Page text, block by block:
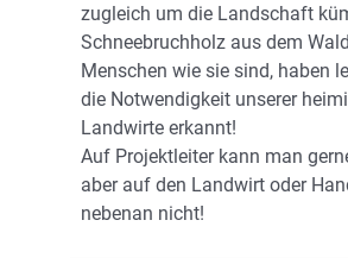
zugleich um die Landschaft
Schneebruchholz aus dem
Menschen wie sie sind, haben
die Notwendigkeit unserer
Landwirte erkannt!
Auf Projektleiter kann man
aber auf den Landwirt oder
nebenan nicht!